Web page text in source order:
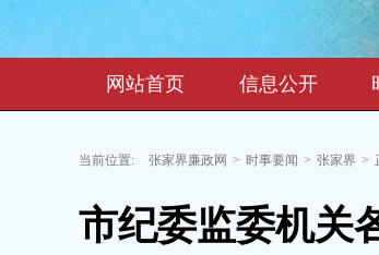
网站首页 信息公开
当前位置: 张家界廉政网 > 时事要闻 > 张家界 >
市纪委监委机关